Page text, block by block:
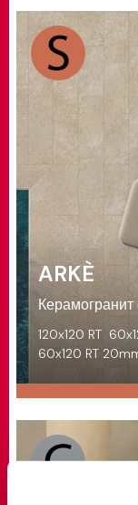
ARKÈ
120x120 RT
60x120 RT